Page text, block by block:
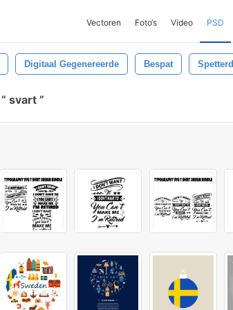
Vectoren Foto‘s Video PSD
Digitaal Gegenereerde Bespat
svart